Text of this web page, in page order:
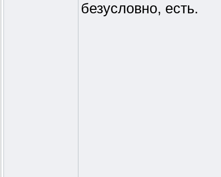
безусловно, есть.